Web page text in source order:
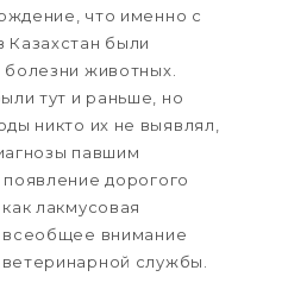
что именно с
были
животных.
тут и раньше, но
никто их не выявлял,
павшим
дорогого
лакмусовая
внимание
службы.